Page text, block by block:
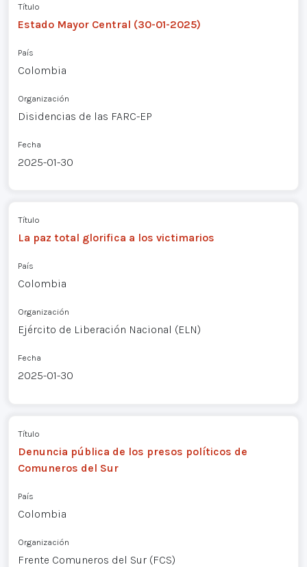
Título
Estado Mayor Central (30-01-2025)
País
Colombia
Organización
Disidencias de las FARC-EP
Fecha
2025-01-30
Título
La paz total glorifica a los victimarios
País
Colombia
Organización
Ejército de Liberación Nacional (ELN)
Fecha
2025-01-30
Título
Denuncia pública de los presos políticos de
Comuneros del Sur
País
Colombia
Organización
Frente Comuneros del Sur (FCS)